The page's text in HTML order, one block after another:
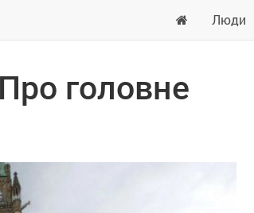
Люди
Про головне